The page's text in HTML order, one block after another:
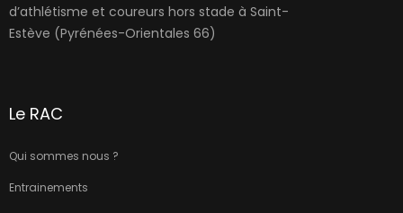
d’athlétisme et coureurs hors stade à Saint-
Estève (Pyrénées-Orientales 66)
Le RAC
Qui sommes nous ?
Entrainements